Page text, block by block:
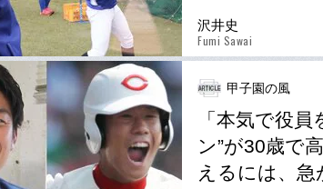
沢井史
Fumi Sawai
甲子園の風
「本気で役
ン”が30歳で
えるには、急